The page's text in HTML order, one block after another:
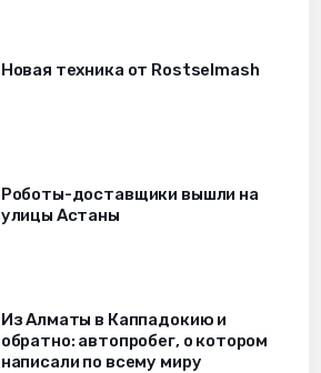
Новая техника от Rostselmash
Роботы-доставщики вышли на
улицы Астаны
Из Алматы в Каппадокию и
обратно: автопробег, о котором
написали по всему миру